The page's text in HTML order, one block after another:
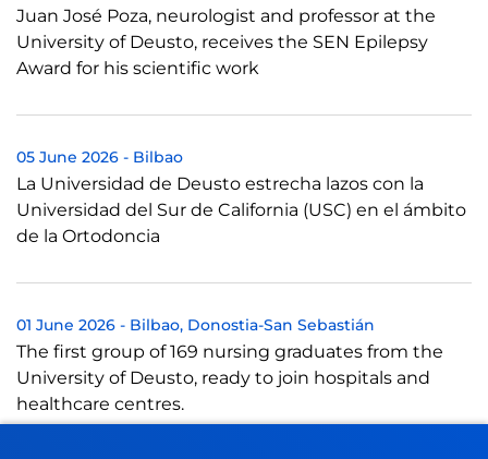
Juan José Poza, neurologist and professor at the
University of Deusto, receives the SEN Epilepsy
Award for his scientific work
05 June 2026 - Bilbao
La Universidad de Deusto estrecha lazos con la
Universidad del Sur de California (USC) en el ámbito
de la Ortodoncia
01 June 2026 - Bilbao Donostia-San Sebastián
The first group of 169 nursing graduates from the
University of Deusto, ready to join hospitals and
healthcare centres.